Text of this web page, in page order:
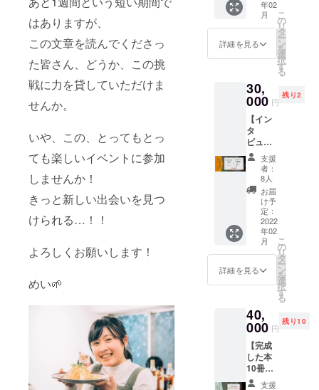
はありますが、
この文章を読んでくださっ
た皆さん、どうか、この挑
戦に力を貸していただけま
せんか。
いや、この、とってもとっ
ても楽しいイベントに参加
しませんか！
きっと新しい出会いを見つ
けられる…！！
よろしくお願いします！
めい🌱
数々の
素敵な
方の中
から、
場所・
人を紹
介しま
す！ ※
基本的
に、オ
ンライ
ンでの
相談を
想定し
ていま
す。 ※
後日、
日程と
ツール
ての相
談を
せてい
ただき
ます。
※紹介後
の活動
につい
て、仲
て何？
という
問いに
ついて
考えて
いるの
かの
話、な
どがで
きま
す。 イ
ベント
のパネ
ラーや
ゲスト
スピー
カーの
ような
ものを
想定し
ていま
容は、
地域活
動系や
キャリ
ア形成
系など
の分野
ス・カ
フェ・
コワー
キン
グ…な
ど、ス
を運営
してい
る方に
オスス
メで
す。 話
題提供
に。イ
ンテリ
アに。
「早川
芽生」
の紹介
のため
のツー
ルに。
お好き
ださ
い！！
※備考欄
に、運
営され
ている
スペー
年02
月
詳細を見る
こ
の
リ
タ
ー
ン
を
選
択
す
る
30,
000 円
残り2
【イン
タ
ビュー
記事を
執筆し
す！】
【本1
冊】 自
分の活
動を、
多くの
方に発
信した
い方に
オスス
す！ イ
ンタ
ビュー
記事を
私が発
信する
こと
支援
者：
8人
お届
け予
定：
2022
年02
月
詳細を見る
こ
の
リ
タ
ー
ン
を
選
択
す
る
40,
000 円
残り10
【完成
した本
10冊
持って
支援